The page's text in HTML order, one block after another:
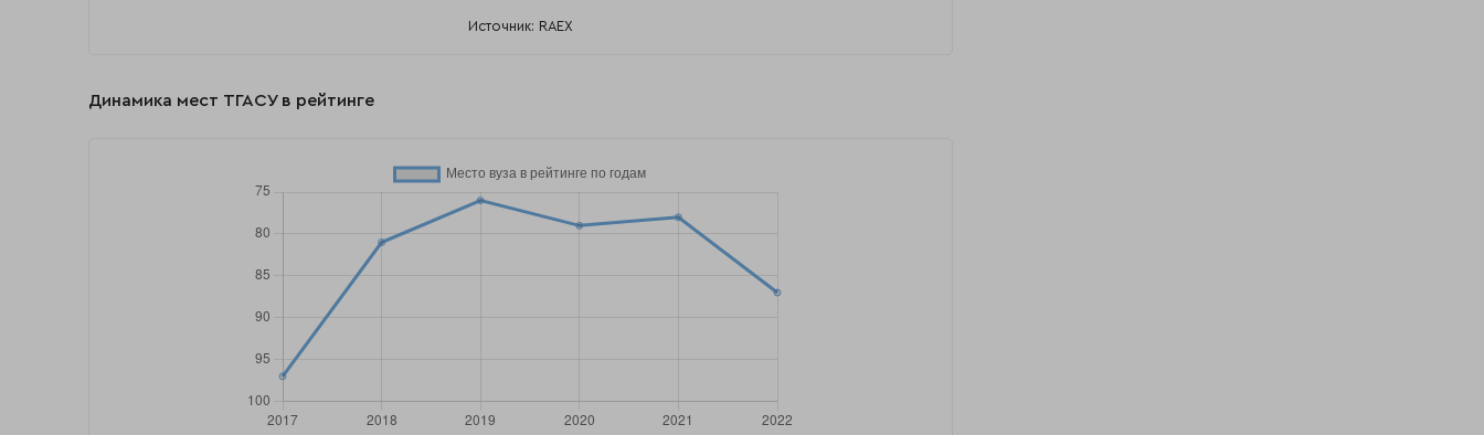
Источник: RAEX
Динамика мест ТГАСУ в рейтинге